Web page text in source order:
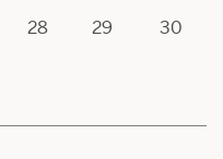
28 29
30